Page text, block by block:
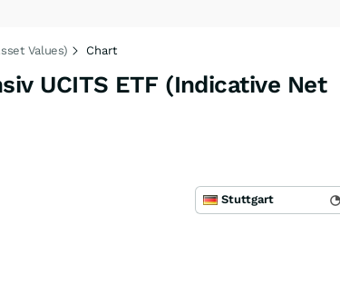
Values) Chart
UCITS ETF (Indicative Net
Stuttgart